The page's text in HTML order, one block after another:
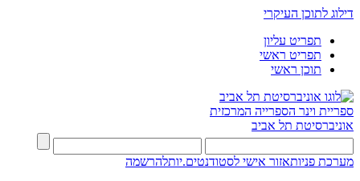
דילוג לתוכן העיקרי
תפריט עליון
תפריט ראשי
תוכן ראשי
ספריית וינר הספרייה המרכזית
אוניברסיטת תל אביב
מערכת פניותאזור אישי לסטודנטים.יותלהרשמה